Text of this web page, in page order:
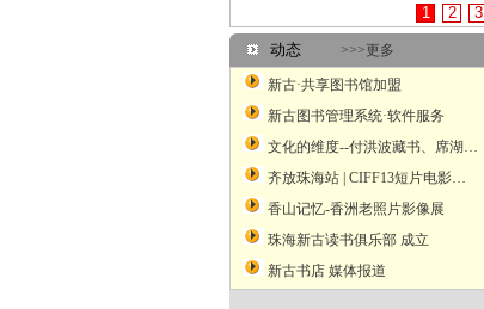
1 2 3
动态 >>>更多
新古·共享图书馆加盟
新古图书管理系统·软件服务
文化的维度--付洪波藏书、席湖藏书票艺术二人展
齐放珠海站 | CIFF13短片电影展映
香山记忆-香洲老照片影像展
珠海新古读书俱乐部 成立
新古书店 媒体报道